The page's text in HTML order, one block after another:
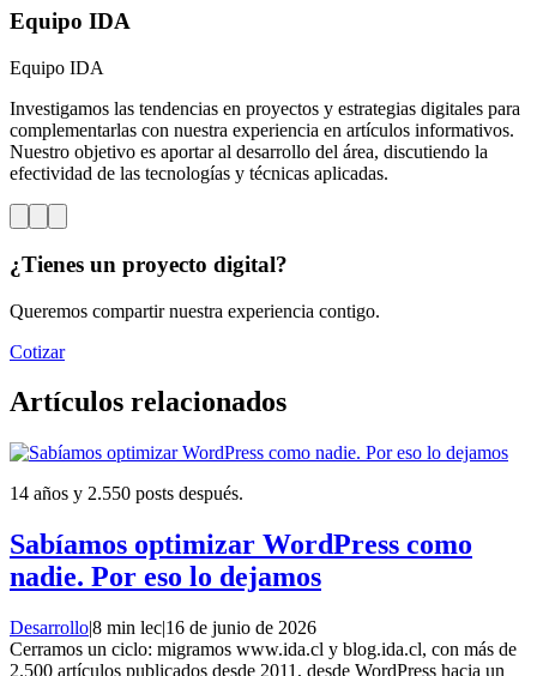
Equipo IDA
Equipo IDA
Investigamos las tendencias en proyectos y estrategias digitales para
complementarlas con nuestra experiencia en artículos informativos.
Nuestro objetivo es aportar al desarrollo del área, discutiendo la
efectividad de las tecnologías y técnicas aplicadas.
¿Tienes un proyecto digital?
Queremos compartir nuestra experiencia contigo.
Cotizar
Artículos relacionados
14 años y 2.550 posts después.
Sabíamos optimizar WordPress como
nadie. Por eso lo dejamos
Desarrollo|8 min lec|16 de junio de 2026
Cerramos un ciclo: migramos www.ida.cl y blog.ida.cl, con más de
2.500 artículos publicados desde 2011, desde WordPress hacia un